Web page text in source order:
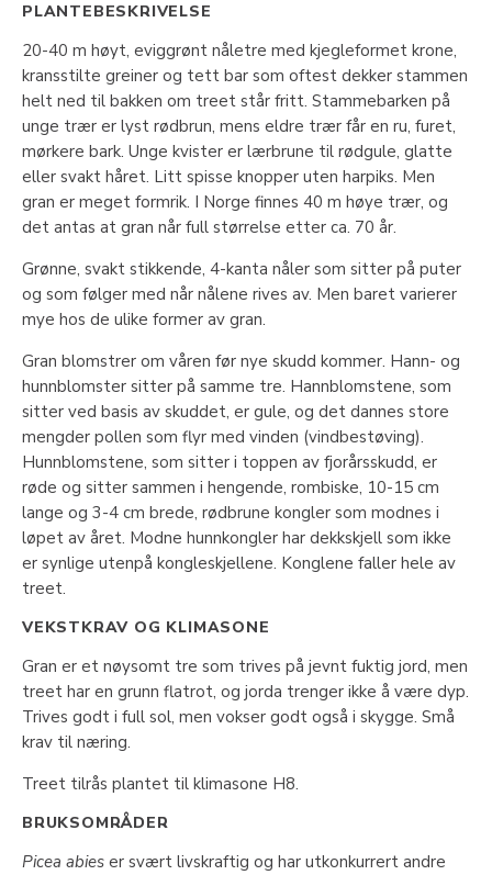
PLANTEBESKRIVELSE
20-40 m høyt, eviggrønt nåletre med kjegleformet krone,
kransstilte greiner og tett bar som oftest dekker stammen
helt ned til bakken om treet står fritt. Stammebarken på
unge trær er lyst rødbrun, mens eldre trær får en ru, furet,
mørkere bark. Unge kvister er lærbrune til rødgule, glatte
eller svakt håret. Litt spisse knopper uten harpiks. Men
gran er meget formrik. I Norge finnes 40 m høye trær, og
det antas at gran når full størrelse etter ca. 70 år.
Grønne, svakt stikkende, 4-kanta nåler som sitter på puter
og som følger med når nålene rives av. Men baret varierer
mye hos de ulike former av gran.
Gran blomstrer om våren før nye skudd kommer. Hann- og
hunnblomster sitter på samme tre. Hannblomstene, som
sitter ved basis av skuddet, er gule, og det dannes store
mengder pollen som flyr med vinden (vindbestøving).
Hunnblomstene, som sitter i toppen av fjorårsskudd, er
røde og sitter sammen i hengende, rombiske, 10-15 cm
lange og 3-4 cm brede, rødbrune kongler som modnes i
løpet av året. Modne hunnkongler har dekkskjell som ikke
er synlige utenpå kongleskjellene. Konglene faller hele av
treet.
VEKSTKRAV OG KLIMASONE
Gran er et nøysomt tre som trives på jevnt fuktig jord, men
treet har en grunn flatrot, og jorda trenger ikke å være dyp.
Trives godt i full sol, men vokser godt også i skygge. Små
krav til næring.
Treet tilrås plantet til klimasone H8.
BRUKSOMRÅDER
Picea abies er svært livskraftig og har utkonkurrert andre